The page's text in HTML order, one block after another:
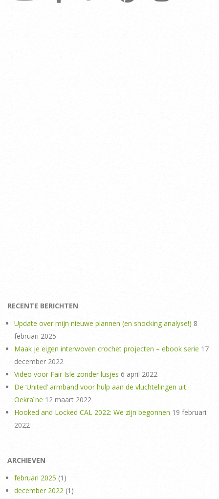
RECENTE BERICHTEN
Update over mijn nieuwe plannen (en shocking analyse!) 8
februari 2025
Maak je eigen interwoven crochet projecten – ebook serie 17
december 2022
Video voor Fair Isle zonder lusjes 6 april 2022
De ‘United’ armband voor hulp aan de vluchtelingen uit
Oekraïne 12 maart 2022
Hooked and Locked CAL 2022: We zijn begonnen 19 februari
2022
ARCHIEVEN
februari 2025 (1)
december 2022 (1)